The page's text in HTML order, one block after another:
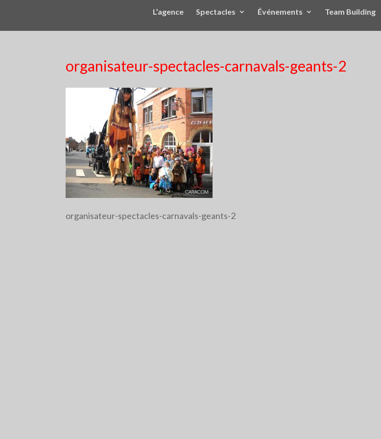
L’agence Spectacles Événements Team Building
organisateur-spectacles-carnavals-geants-2
organisateur-spectacles-carnavals-geants-2